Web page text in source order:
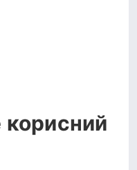
корисний